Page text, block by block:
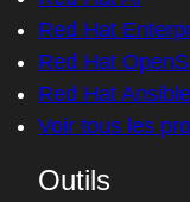
Red Hat
Red Hat
Red Hat
Voir tous les
Outils